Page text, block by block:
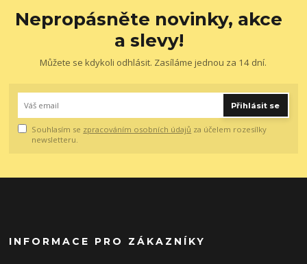
Nepropásněte novinky, akce
a slevy!
Můžete se kdykoli odhlásit. Zasíláme jednou za 14 dní.
Přihlásit se
Souhlasím se zpracováním osobních údajů za účelem rozesílky
newsletteru.
INFORMACE PRO ZÁKAZNÍKY